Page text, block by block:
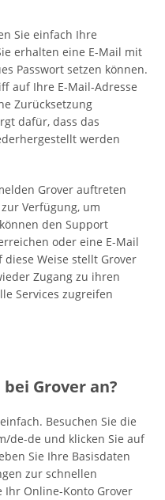
Sie einfach Ihre
erhalten eine E-Mail mit
Passwort setzen können.
auf Ihre E-Mail-Adresse
Zurücksetzung
dafür, dass das
werden
Grover auftreten
Verfügung, um
den Support
oder eine E-Mail
Weise stellt Grover
Zugang zu ihren
Services zugreifen
Grover an?
Besuchen Sie die
de-de und klicken Sie auf
Sie Ihre Basisdaten
zur schnellen
Ihr Online-Konto Grover